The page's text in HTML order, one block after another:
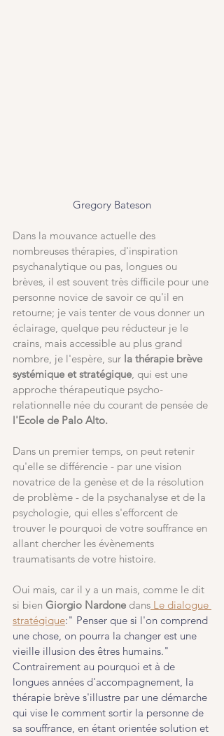
Gregory Bateson
Dans la mouvance actuelle des
nombreuses thérapies, d'inspiration
psychanalytique ou pas, longues ou
brèves, il est souvent très difficile pour une
personne novice de savoir ce qu'il en
retourne; je vais tenter de vous donner un
éclairage, quelque peu réducteur je le
crains, mais accessible au plus grand
nombre, je l'espère, sur la thérapie brève
systémique et stratégique, qui est une
approche thérapeutique psycho-
relationnelle née du courant de pensée de
l'Ecole de Palo Alto.
Dans un premier temps, on peut retenir
qu'elle se différencie - par une vision
novatrice de la genèse et de la résolution
de problème - de la psychanalyse et de la
psychologie, qui elles s'efforcent de
trouver le pourquoi de votre souffrance en
allant chercher les évènements
traumatisants de votre histoire.
Oui mais, car il y a un mais, comme le dit
si bien Giorgio Nardone dans Le dialogue
stratégique:" Penser que si l'on comprend
une chose, on pourra la changer est une
vieille illusion des êtres humains."
Contrairement au pourquoi et à de
longues années d'accompagnement, la
thérapie brève s'illustre par une démarche
qui vise le comment sortir la personne de
sa souffrance, en étant orientée solution et